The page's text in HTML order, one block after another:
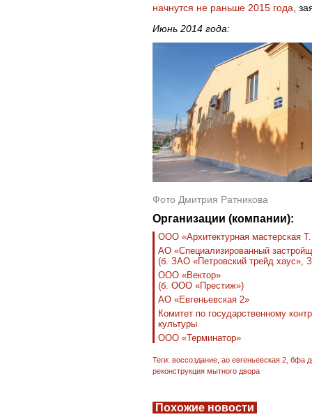
начнутся не раньше 2015 года ,
Июнь 2014 года:
Фото Дмитрия Ратникова
Организации (компании):
ООО «Архитектурная мастерская
АО «Специализированный
(б. ЗАО «Петровский трейд хаус»,
ООО «Вектор»
(б. ООО «Престиж»)
АО «Евгеньевская 2»
Комитет по государственному
культуры
ООО «Терминатор»
Теги: воссоздание ао евгеньевская 2 бфа
реконструкция мытного двора
Похожие новости